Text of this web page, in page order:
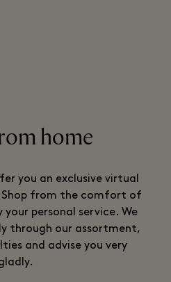
home
you an exclusive virtual
Shop from the comfort of
personal service. We
through our assortment,
and advise you very